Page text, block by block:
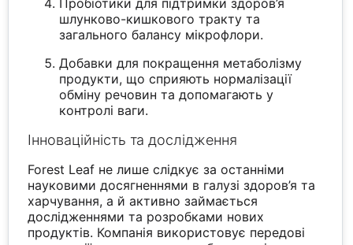
Пробіотики для підтримки здоров’я
шлунково-кишкового тракту та
загального балансу мікрофлори.
Добавки для покращення метаболізму
продукти, що сприяють нормалізації
обміну речовин та допомагають у
контролі ваги.
Інноваційність та дослідження
Forest Leaf не лише слідкує за останніми
науковими досягненнями в галузі здоров’я та
харчування, а й активно займається
дослідженнями та розробками нових
продуктів. Компанія використовує передові